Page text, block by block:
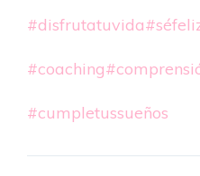
#disfrutatuvida
#coaching
#cumpletussueños